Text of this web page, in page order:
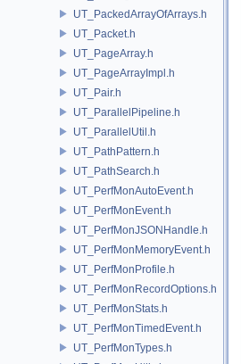
UT_PackedArrayOfArrays.h
UT_Packet.h
UT_PageArray.h
UT_PageArrayImpl.h
UT_Pair.h
UT_ParallelPipeline.h
UT_ParallelUtil.h
UT_PathPattern.h
UT_PathSearch.h
UT_PerfMonAutoEvent.h
UT_PerfMonEvent.h
UT_PerfMonJSONHandle.h
UT_PerfMonMemoryEvent.h
UT_PerfMonProfile.h
UT_PerfMonRecordOptions.h
UT_PerfMonStats.h
UT_PerfMonTimedEvent.h
UT_PerfMonTypes.h